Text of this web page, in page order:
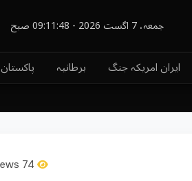
جمعہ، 7 اگست 2026 - 09:11:48 صبح
ایران امریکہ جنگ برطانیہ پاکستان